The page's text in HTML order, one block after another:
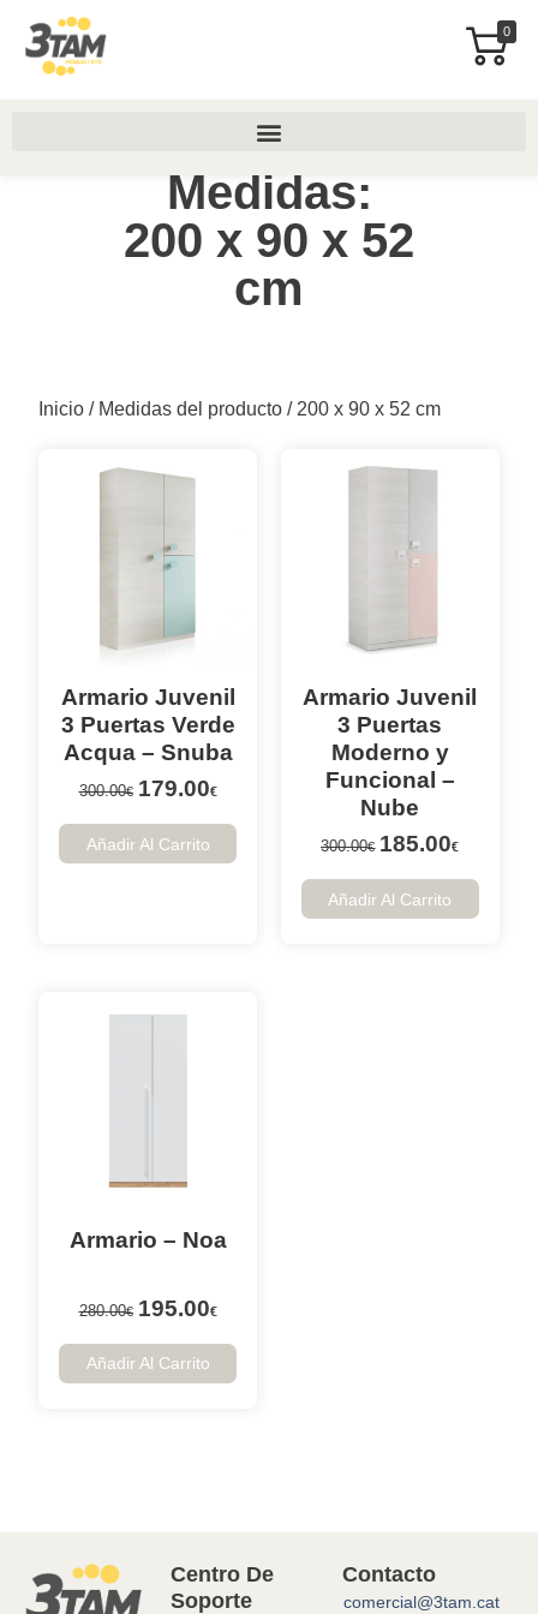
0
Medidas:
200 x 90 x 52
cm
Inicio / Medidas del producto / 200 x 90 x 52 cm
Armario Juvenil
3 Puertas Verde
Acqua – Snuba
300.00€ 179.00€
Añadir Al Carrito
Armario Juvenil
3 Puertas
Moderno y
Funcional –
Nube
300.00€ 185.00€
Añadir Al Carrito
Armario – Noa
280.00€ 195.00€
Añadir Al Carrito
Contacto
comercial@3tam.cat
Centro De
Soporte